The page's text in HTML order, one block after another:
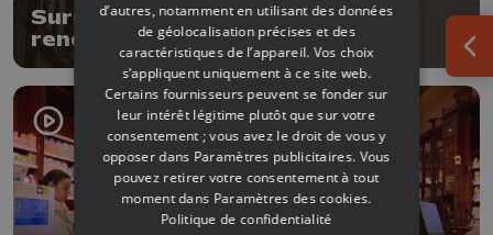
Surdicécité : des drapeaux pour
rendre visible l'invisible
d’autres, notamment en utilisant des données
de géolocalisation précises et des
caractéristiques de l’appareil. Vos choix
s’appliquent uniquement à ce site web.
Certains fournisseurs peuvent se fonder sur
leur intérêt légitime plutôt que sur votre
consentement ; vous avez le droit de vous y
opposer dans Paramètres publicitaires. Vous
pouvez retirer votre consentement à tout
moment dans Paramètres des cookies.
Politique de confidentialité